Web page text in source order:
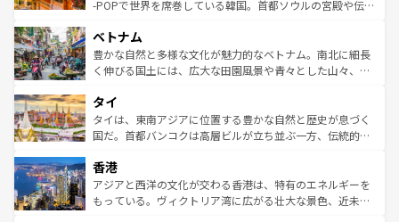
い。オーストラリアの多彩な魅力を存分に味わいつくそ
参照してほしい。
驚きをもたらしてくれる。また、奥深い台湾の食文化も魅
容にもいいと評判のスイーツなど、バラエティ豊かな料理
が味わえる。 なお、新着の台湾情報は コンテンツ一覧を参
照してほしい。
-POPで世界を席巻している韓国。首都ソウルの宮殿や伝統
き、地方に足を延ばせば四季折々の自然美を楽しむことが
できる。そして、キムチや焼肉、絶品のストリートフード
まで、さまざまな韓国料理が待っている。夜には、韓国な
リティに包まれながら、韓国の多彩な魅力を心ゆくまで味
わってみてほしい。 なお、新着の韓国情報はコンテンツ一
覧を参照してほしい。
ベトナム
豊かな自然と多様な文化が魅力的なベトナム。南北に細長
く伸びる国土には、広大な田園風景や青々とした山々、世
急速な発展と共に伝統が息づく。ハノイの古い町並みやホ
ーチミン市のフランス統治時代の建物も、独特の雰囲気を
醸し出している。また、バラエティの豊かさとおいしさで
とつ。フォーやバインミー、ベトナムコーヒーなどは、ぜ
ひ現地で味わいたい。どの地域を訪れてもあたたかい人々
が旅行者を迎えてくれるので、きっと忘れられない旅にな
タイ
タイは、東南アジアに位置する豊かな自然と歴史が息づく
国だ。首都バンコクは高層ビルが立ち並ぶ一方、伝統的な
の活気が交差している。北部ではチェンマイなどの山岳地
帯で自然と触れ合い、南部ではプーケットやクラビの美し
いビーチでリゾート気分を楽しむことができる。タイ料理
香港
アジアと西洋の文化が交わる香港は、特有のエネルギーを
もっている。ヴィクトリア湾に広がる壮大な景色、近未来